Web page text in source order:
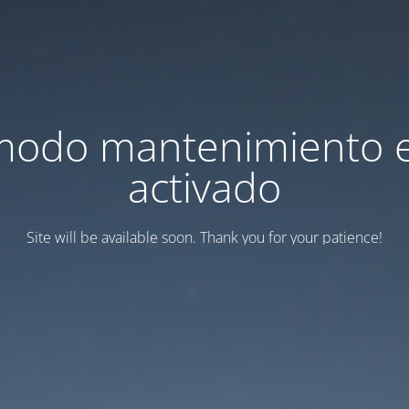
mantenimiento
activado
Site will be available soon. Thank you for your patience!